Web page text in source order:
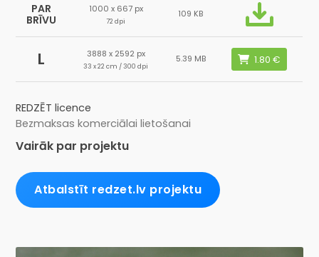
PAR
BRĪVU
1000 x 667 px
72 dpi
109 KB
L 3888 x 2592 px
33 x 22 cm / 300 dpi
5.39 MB
REDZĒT licence
Bezmaksas komerciālai lietošanai
Vairāk par projektu
Atbalstīt redzet.lv projektu